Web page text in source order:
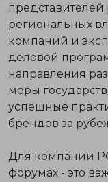
представителей
региональных
компаний и
деловой
направления
меры
успешные
брендов за
Для компании
форумах - это